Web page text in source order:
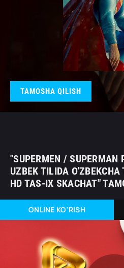
TAMOSHA QILISH
"SUPERMEN / SUPERMAN
UZBEK TILIDA
HD TAS-IX SKACHAT"
ONLINE KO'RISH